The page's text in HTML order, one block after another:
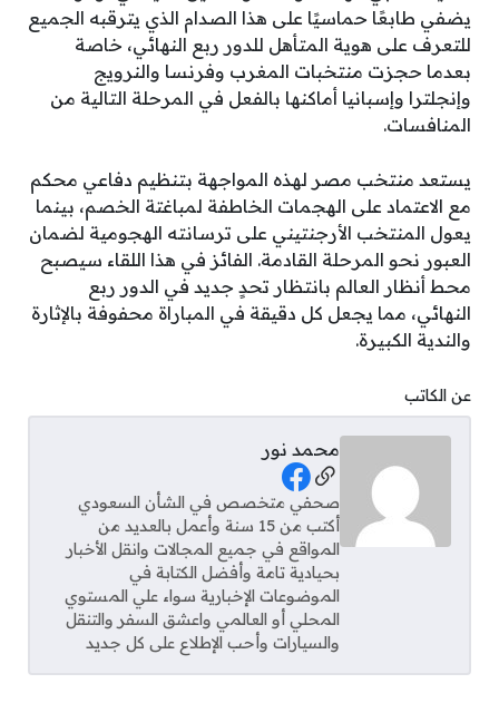
يضفي طابعًا حماسيًا على هذا الصدام الذي يترقبه الجميع
للتعرف على هوية المتأهل للدور ربع النهائي، خاصة
بعدما حجزت منتخبات المغرب وفرنسا والنرويج
وإنجلترا وإسبانيا أماكنها بالفعل في المرحلة التالية من
المنافسات.
يستعد منتخب مصر لهذه المواجهة بتنظيم دفاعي محكم
مع الاعتماد على الهجمات الخاطفة لمباغتة الخصم، بينما
يعول المنتخب الأرجنتيني على ترسانته الهجومية لضمان
العبور نحو المرحلة القادمة. الفائز في هذا اللقاء سيصبح
محط أنظار العالم بانتظار تحدٍ جديد في الدور ربع
النهائي، مما يجعل كل دقيقة في المباراة محفوفة بالإثارة
والندية الكبيرة.
عن الكاتب
محمد نور
Social Links
صحفي متخصص في الشأن السعودي
أكتب من 15 سنة وأعمل بالعديد من
المواقع في جميع المجالات وانقل الأخبار
بحيادية تامة وأفضل الكتابة في
الموضوعات الإخبارية سواء علي المستوي
المحلي أو العالمي واعشق السفر والتنقل
والسيارات وأحب الإطلاع على كل جديد